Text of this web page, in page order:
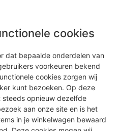
cookies
dat bepaalde onderdelen van
voorkeuren bekend
cookies zorgen wij
kunt bezoeken. Op deze
steeds opnieuw dezelfde
aan onze site en is het
in je winkelwagen bewaard